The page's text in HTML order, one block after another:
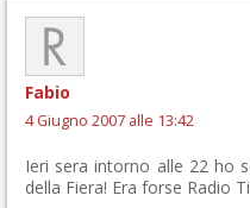
Fabio
4 Giugno 2007 alle 13:42
Ieri sera intorno alle 22 ho
della Fiera! Era forse Radio